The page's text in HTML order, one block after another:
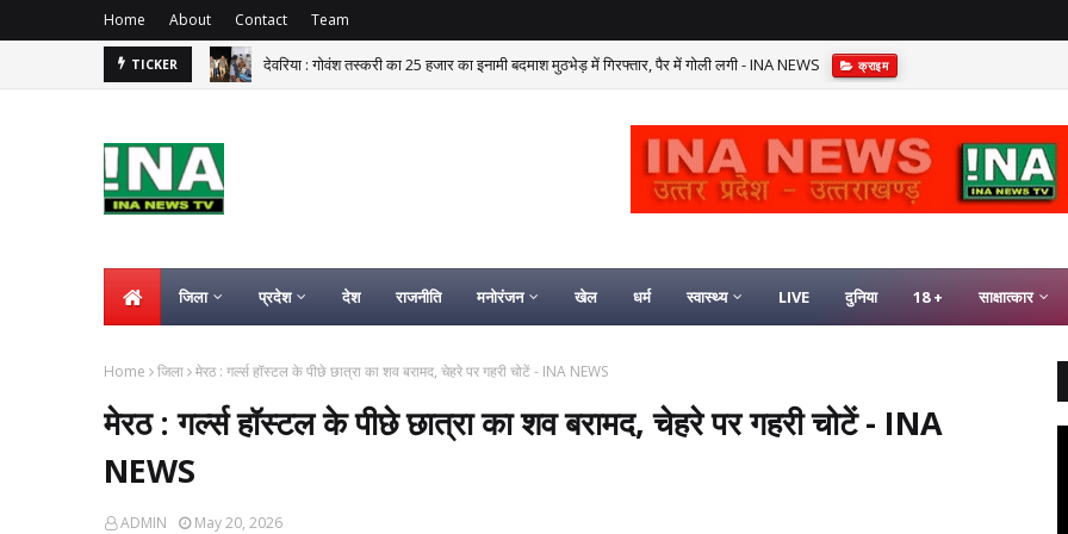
Home About Contact Team
TICKER देवरिया : गोवंश तस्करी का 25 हजार का इनामी बदमाश मुठभेड़ में गिरफ्तार, पैर में गोली लगी - INA NEWS क्राइम
जिला प्रदेश देश राजनीति मनोरंजन खेल धर्म स्वास्थ्य LIVE दुनिया 18 + साक्षात्कार
Home जिला मेरठ : गर्ल्स हॉस्टल के पीछे छात्रा का शव बरामद, चेहरे पर गहरी चोटें - INA NEWS
मेरठ : गर्ल्स हॉस्टल के पीछे छात्रा का शव बरामद, चेहरे पर गहरी चोटें - INA
NEWS
ADMIN May 20, 2026